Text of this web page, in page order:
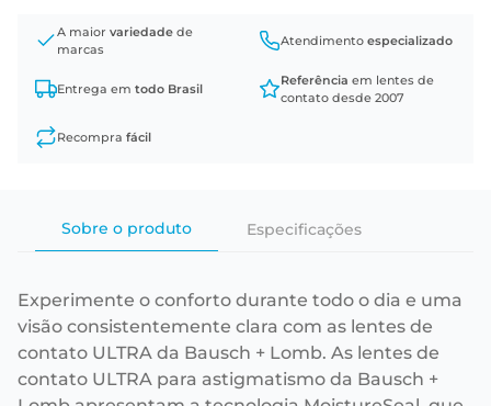
A maior variedade de
marcas
Atendimento especializado
Entrega em todo Brasil
Referência em lentes de
contato desde 2007
Recompra fácil
Sobre o produto Especificações
Experimente o conforto durante todo o dia e uma
visão consistentemente clara com as lentes de
contato ULTRA da Bausch + Lomb. As lentes de
contato ULTRA para astigmatismo da Bausch +